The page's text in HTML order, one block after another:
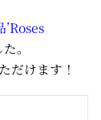
Roses
。
だけます！